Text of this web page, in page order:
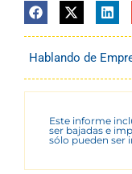
Hablando de
Este informe
ser bajadas e
sólo pueden ser